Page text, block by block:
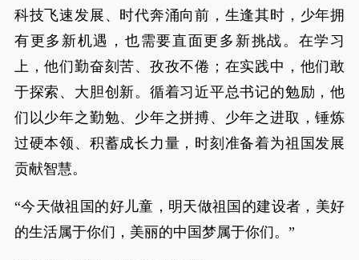
科技飞速发展、时代奔涌向前，生逢其时，少年拥
有更多新机遇，也需要直面更多新挑战。在学习
上，他们勤奋刻苦、孜孜不倦；在实践中，他们敢
于探索、大胆创新。循着习近平总书记的勉励，他
们以少年之勤勉、少年之拼搏、少年之进取，锤炼
过硬本领、积蓄成长力量，时刻准备着为祖国发展
贡献智慧。
“今天做祖国的好儿童，明天做祖国的建设者，美好
的生活属于你们，美丽的中国梦属于你们。”